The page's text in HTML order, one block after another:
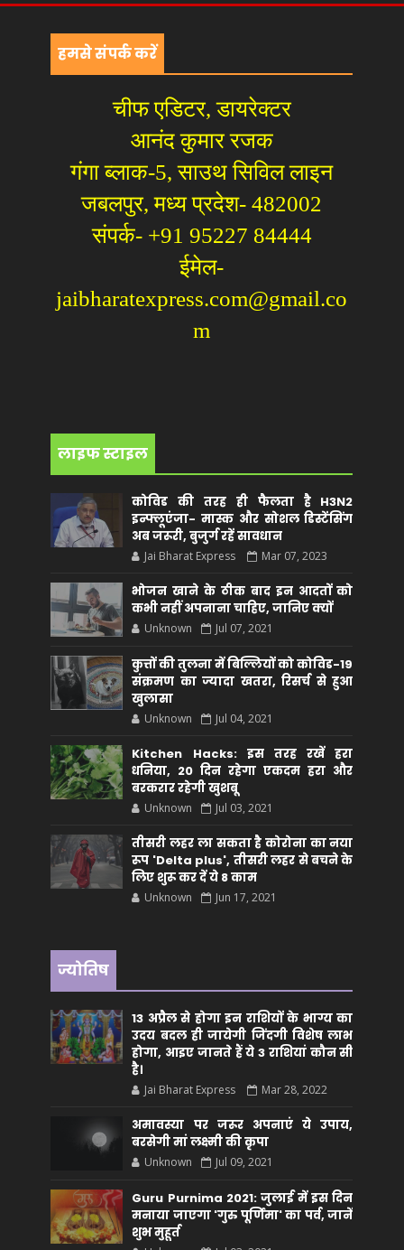
हमसे संपर्क करें
चीफ एडिटर, डायरेक्टर
आनंद कुमार रजक
गंगा ब्लाक-5, साउथ सिविल लाइन
जबलपुर, मध्य प्रदेश- 482002
संपर्क- +91 95227 84444
ईमेल-
jaibharatexpress.com@gmail.co
m
लाइफ स्टाइल
कोविड की तरह ही फैलता है H3N2
इन्फ्लूएंजा- मास्क और सोशल डिस्टेंसिंग
अब जरूरी, बुजुर्ग रहें सावधान
Jai Bharat Express Mar 07, 2023
भोजन खाने के ठीक बाद इन आदतों को
कभी नहीं अपनाना चाहिए, जानिए क्यों
Unknown Jul 07, 2021
कुत्तों की तुलना में बिल्लियों को कोविड-19
संक्रमण का ज्यादा खतरा, रिसर्च से हुआ
खुलासा
Unknown Jul 04, 2021
Kitchen Hacks: इस तरह रखें हरा
धनिया, 20 दिन रहेगा एकदम हरा और
बरकरार रहेगी खुशबू
Unknown Jul 03, 2021
तीसरी लहर ला सकता है कोरोना का नया
रूप 'Delta plus', तीसरी लहर से बचने के
लिए शुरू कर दें ये 8 काम
Unknown Jun 17, 2021
ज्योतिष
13 अप्रैल से होगा इन राशियों के भाग्य का
उदय बदल ही जायेगी जिंदगी विशेष लाभ
होगा, आइए जानते हैं ये 3 राशियां कौन सीं
है।
Jai Bharat Express Mar 28, 2022
अमावस्या पर जरूर अपनाएं ये उपाय,
बरसेगी मां लक्ष्मी की कृपा
Unknown Jul 09, 2021
Guru Purnima 2021: जुलाई में इस दिन
मनाया जाएगा 'गुरु पूर्णिमा' का पर्व, जानें
शुभ मुहूर्त